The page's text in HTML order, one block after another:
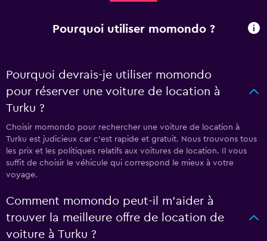
Pourquoi utiliser momondo ?
Pourquoi devrais-je utiliser momondo
pour réserver une voiture de location à
Turku ?
Choisir momondo pour rechercher une voiture de location à
Turku est judicieux car c'est rapide et gratuit. Nous trouvons tous
les prix et les politiques relatifs aux voitures de location. Il vous
suffit de choisir le véhicule qui correspond le mieux à votre
voyage.
Comment momondo peut-il m’aider à
trouver la meilleure offre de location de
voiture à Turku ?